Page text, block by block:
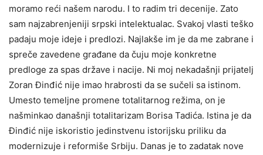
moramo reći našem narodu. I to radim tri decenije. Zato
sam najzabrenjeniji srpski intelektualac. Svakoj vlasti teško
padaju moje ideje i predlozi. Najlakše im je da me zabrane i
spreče zavedene građane da čuju moje konkretne
predloge za spas države i nacije. Ni moj nekadašnji prijatelj
Zoran Đinđić nije imao hrabrosti da se sučeli sa istinom.
Umesto temeljne promene totalitarnog režima, on je
našminkao današnji totalitarizam Borisa Tadića. Istina je da
Đinđić nije iskoristio jedinstvenu istorijsku priliku da
modernizuje i reformiše Srbiju. Danas je to zadatak nove